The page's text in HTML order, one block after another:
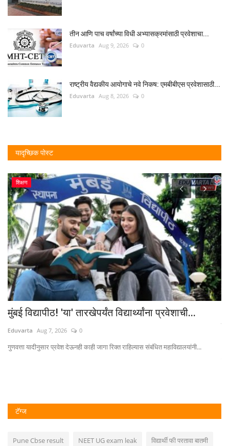
तीन आणि पाच वर्षांच्या विधी अभ्यासक्रमांसाठी प्रवेशाचा...
Eduvarta Aug 9, 2026 0
राष्ट्रीय वैद्यकीय आयोगाचे नवे निकष: एमबीबीएस प्रवेशासाठी...
Eduvarta Aug 8, 2026 0
यादृच्छिक पोस्ट
शिक्षण
मुंबई विद्यापीठ! 'या' तारखेपर्यंत विद्यार्थ्यांना प्रवेशाची...
Eduvarta Aug 7, 2026 0
गुणवत्ता यादीनुसार प्रवेश देऊनही काही जागा रिक्त राहिल्यास संबंधित महाविद्यालयांनी...
टॅग्ज
Pune Cbse result NEET UG exam leak विद्यार्थी फी परतावा बातमी